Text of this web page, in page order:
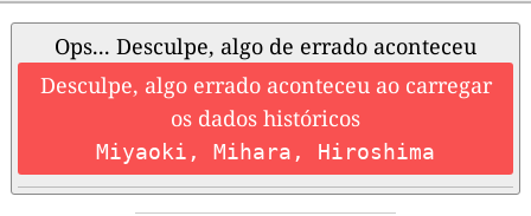
Ops... Desculpe, algo de errado aconteceu
Desculpe, algo errado aconteceu ao carregar
os dados históricos
Miyaoki, Mihara, Hiroshima